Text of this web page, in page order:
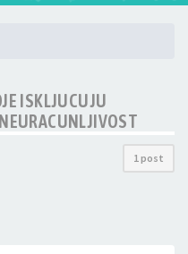
ISKLJUCUJU
1 post